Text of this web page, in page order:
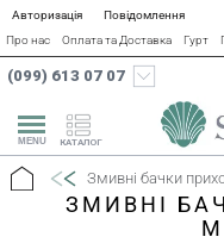
Авторизація
Повідомлення
Про нас
Оплата та Доставка Гурт
(099) 613 07 07
КАТАЛОГ
Змивні бачки
ЗМИВНІ